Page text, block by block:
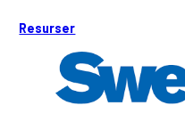
Resurser